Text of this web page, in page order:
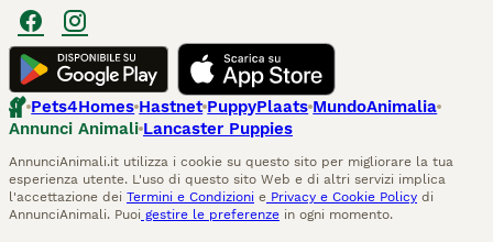
Pets4Homes Hastnet PuppyPlaats MundoAnimalia
Annunci Animali Lancaster Puppies
AnnunciAnimali.it utilizza i cookie su questo sito per migliorare la tua
esperienza utente. L'uso di questo sito Web e di altri servizi implica
l'accettazione dei Termini e Condizioni e Privacy e Cookie Policy di
AnnunciAnimali. Puoi gestire le preferenze in ogni momento.